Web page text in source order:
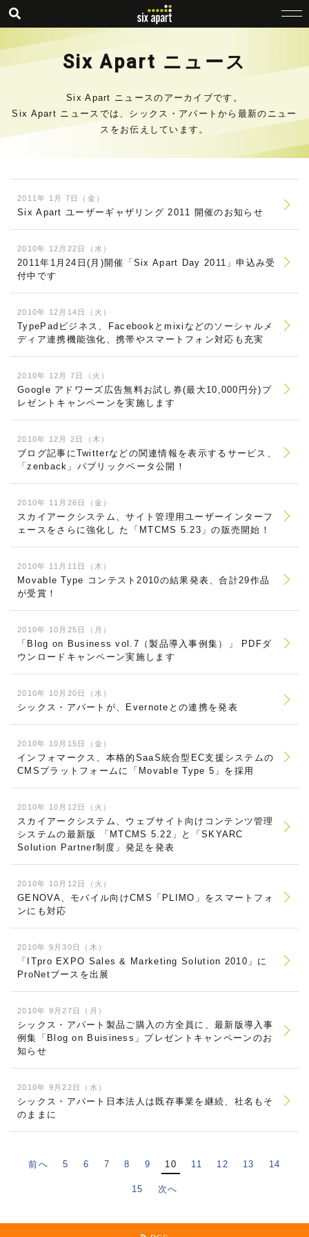
Six Apart ニュース
Six Apart ニュースのアーカイブです。
Six Apart ニュースでは、シックス・アパートから最新のニュー
スをお伝えしています。
2011年 1月 7日（金）
Six Apart ユーザーギャザリング 2011 開催のお知らせ
2010年 12月22日（水）
2011年1月24日(月)開催「Six Apart Day 2011」申込み受
付中です
2010年 12月14日（火）
TypePadビジネス、Facebookとmixiなどのソーシャルメ
ディア連携機能強化、携帯やスマートフォン対応も充実
2010年 12月 7日（火）
Google アドワーズ広告無料お試し券(最大10,000円分)プ
レゼントキャンペーンを実施します
2010年 12月 2日（木）
ブログ記事にTwitterなどの関連情報を表示するサービス、
「zenback」パブリックベータ公開！
2010年 11月26日（金）
スカイアークシステム、サイト管理用ユーザーインターフ
ェースをさらに強化し た「MTCMS 5.23」の販売開始！
2010年 11月11日（木）
Movable Type コンテスト2010の結果発表、合計29作品
が受賞！
2010年 10月25日（月）
「Blog on Business vol.7（製品導入事例集）」 PDFダ
ウンロードキャンペーン実施します
2010年 10月20日（水）
シックス・アパートが、Evernoteとの連携を発表
2010年 10月15日（金）
インフォマークス、本格的SaaS統合型EC支援システムの
CMSプラットフォームに「Movable Type 5」を採用
2010年 10月12日（火）
スカイアークシステム、ウェブサイト向けコンテンツ管理
システムの最新版 「MTCMS 5.22」と「SKYARC
Solution Partner制度」発足を発表
2010年 10月12日（火）
GENOVA、モバイル向けCMS「PLIMO」をスマートフォ
ンにも対応
2010年 9月30日（木）
「ITpro EXPO Sales & Marketing Solution 2010」に
ProNetブースを出展
2010年 9月27日（月）
シックス・アパート製品ご購入の方全員に、最新版導入事
例集「Blog on Buisiness」プレゼントキャンペーンのお
知らせ
2010年 9月22日（水）
シックス・アパート日本法人は既存事業を継続、社名もそ
のままに
前へ 5 6 7 8 9 10 11 12 13 14
15 次へ